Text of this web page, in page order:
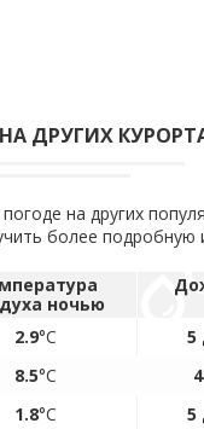
ДРУГИХ
на других
более
ночью
2.9°C 5
8.5°C
1.8°C 5